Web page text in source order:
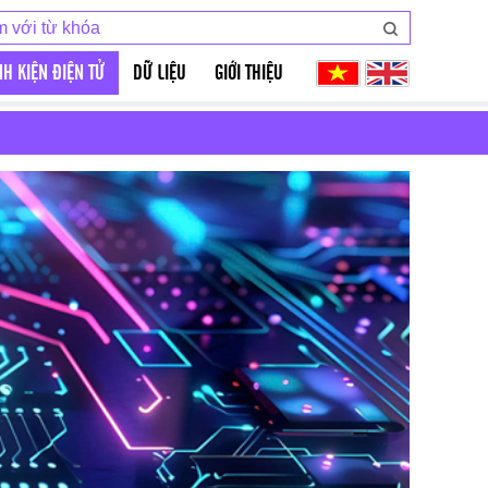
KIỆN ĐIỆN TỬ DỮ LIỆU GIỚI THIỆU